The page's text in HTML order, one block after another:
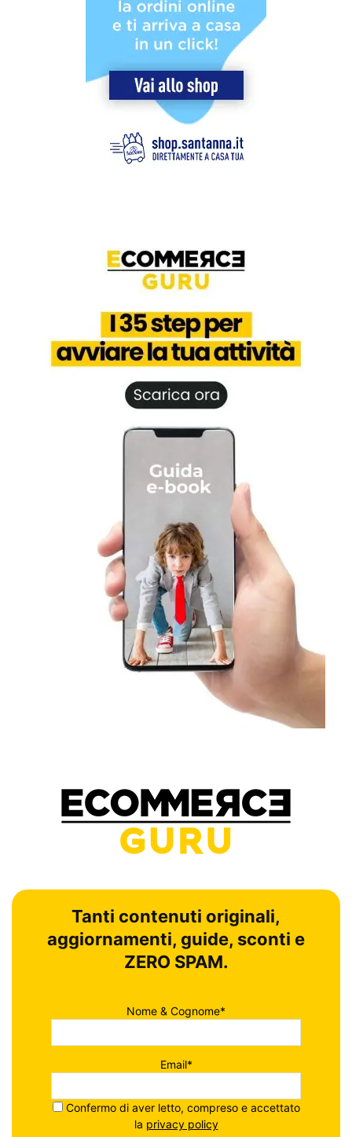
Tanti contenuti originali,
aggiornamenti, guide, sconti e
ZERO SPAM.
Nome & Cognome*
Email*
Confermo di aver letto, compreso e accettato
la privacy policy